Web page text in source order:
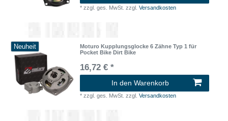
*zzgl. ges. MwSt. zzgl.Versandkosten
Neuheit
Moturo Kupplungsglocke 6 Zähne Typ 1 für
Pocket Bike Dirt Bike
16,72 € *
In den Warenkorb
*zzgl. ges. MwSt. zzgl.Versandkosten